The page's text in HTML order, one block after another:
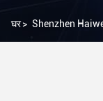
घर> Shenzhen